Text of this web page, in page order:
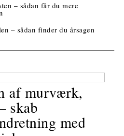
– sådan får du mere
– sådan finder du årsagen
af murværk,
skab
med